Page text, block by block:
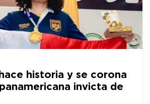
historia y se corona
invicta de